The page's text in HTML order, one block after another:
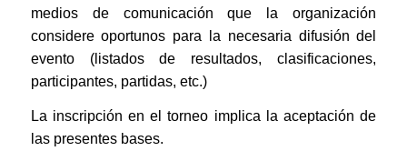
medios de comunicación que la organización
considere oportunos para la necesaria difusión del
evento (listados de resultados, clasificaciones,
participantes, partidas, etc.)
La inscripción en el torneo implica la aceptación de
las presentes bases.